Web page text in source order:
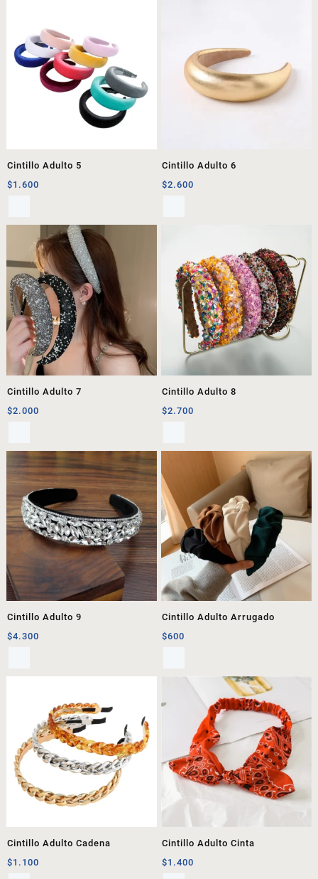
Cintillo Adulto 5
$1.600
Cintillo Adulto 6
$2.600
Cintillo Adulto 7
$2.000
Cintillo Adulto 8
$2.700
Cintillo Adulto 9
$4.300
Cintillo Adulto Arrugado
$600
Cintillo Adulto Cadena
$1.100
Cintillo Adulto Cinta
$1.400